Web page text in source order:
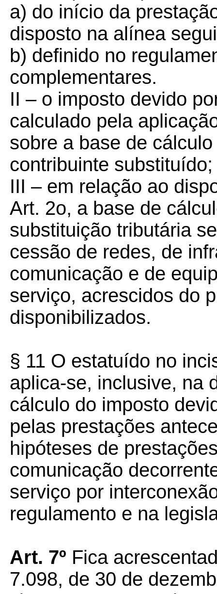
a) do início da
disposto na alínea
b) definido no
complementares.
II – o imposto devido
calculado pela
sobre a base de
contribuinte substituído;
III – em relação ao
Art. 2o, a base de
substituição tributária
cessão de redes, de
comunicação e de
serviço, acrescidos do
disponibilizados.
§ 11 O estatuído no
aplica-se, inclusive, na
cálculo do imposto
pelas prestações
hipóteses de
comunicação
serviço por
regulamento e na
Art. 7º Fica
7.098, de 30 de